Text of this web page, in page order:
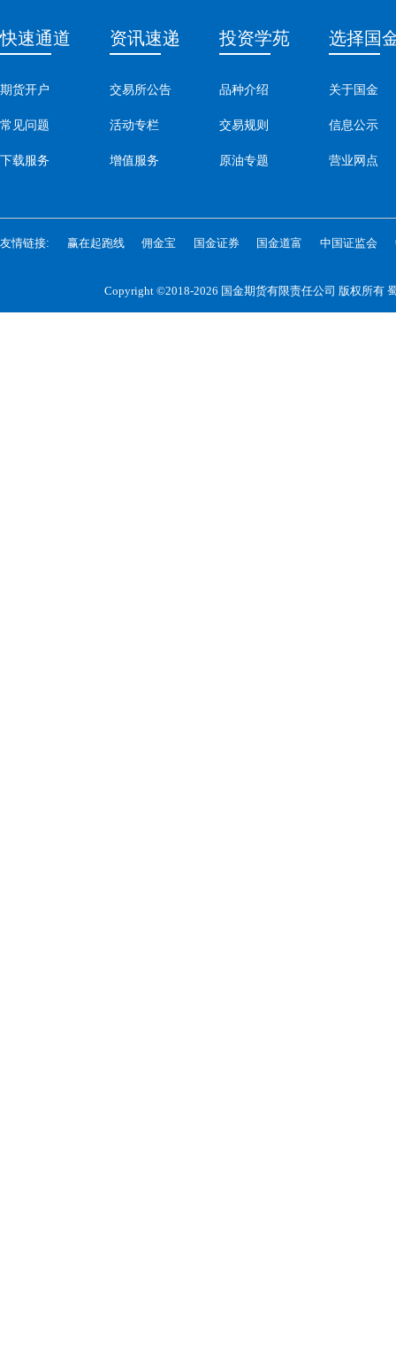
快速通道
期货开户
常见问题
下载服务
资讯速递
交易所公告
活动专栏
增值服务
投资学苑
品种介绍
交易规则
原油专题
选择国
关于国金
信息公示
营业网点
友情链接: 赢在起跑线 佣金宝 国金证券 国金道富 中国证监会
Copyright ©2018-2026 国金期货有限责任公司 版权所有